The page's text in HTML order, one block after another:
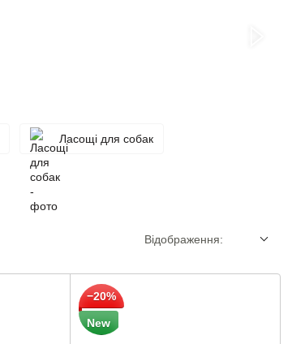
Ласощі для собак
Відображення:
−20%
New